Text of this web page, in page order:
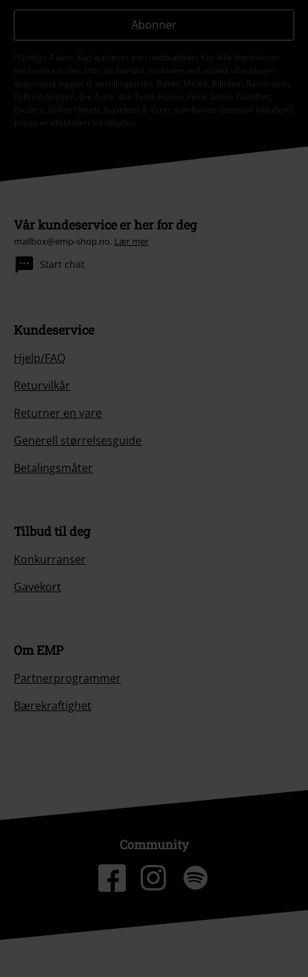
Abonner
*Gyldig i 4 uker. Kan kun løses inn i nettbutikken. Kan ikke kombineres
med andre koder. Etter du har løst inn koden ved utsjekk vil avslaget
automatisk legges til bestillingen din. Bøker, Media, Billetter, Rammstein,
(Till) Lindemann, Die Ärzte, Die Toten Hosen, Feine Sahne Fischfilet,
Broilers, Böhse Onkelz, Gavekort & Varer som har en donasjon inkludert i
prisen er ekskludert fra tilbudet.
Vår kundeservice er her for deg
mailbox@emp-shop.no. Lær mer
Start chat
Kundeservice
Hjelp/FAQ
Returvilkår
Returner en vare
Generell størrelsesguide
Betalingsmåter
Tilbud til deg
Konkurranser
Gavekort
Om EMP
Partnerprogrammer
Bærekraftighet
Community